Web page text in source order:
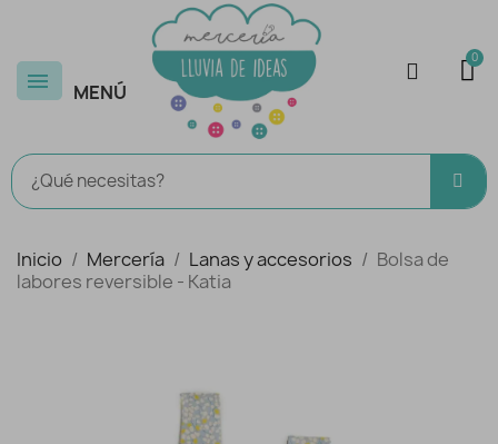
MENÚ
Inicio Mercería Lanas y accesorios
Bolsa de
labores reversible - Katia